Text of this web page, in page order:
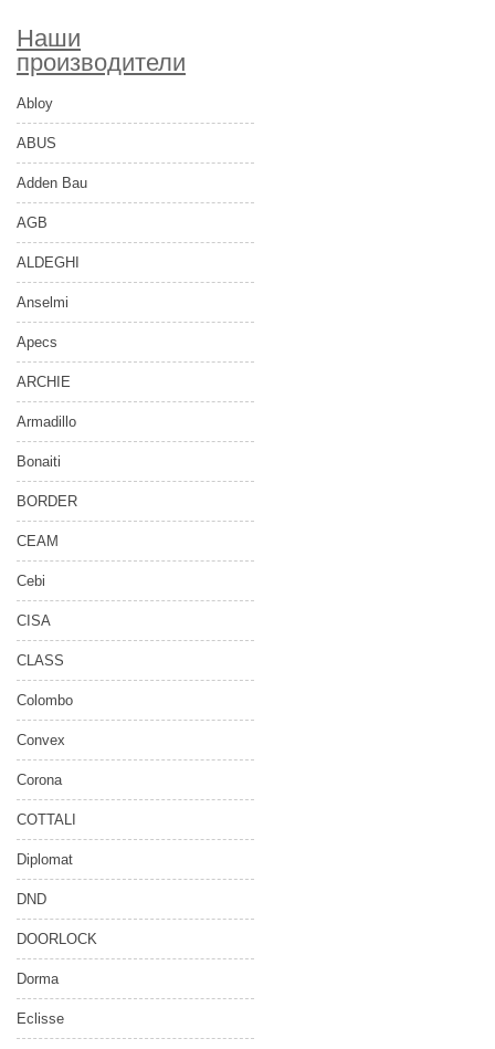
Наши
производители
Abloy
ABUS
Adden Bau
AGB
ALDEGHI
Anselmi
Apecs
ARCHIE
Armadillo
Bonaiti
BORDER
CEAM
Cebi
CISA
CLASS
Colombo
Convex
Corona
COTTALI
Diplomat
DND
DOORLOCK
Dorma
Eclisse